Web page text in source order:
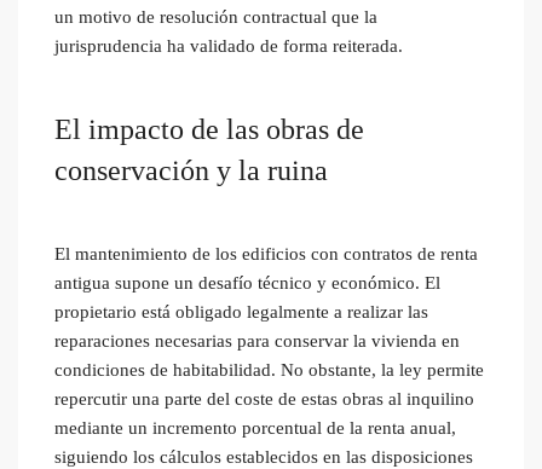
un motivo de resolución contractual que la
jurisprudencia ha validado de forma reiterada.
El impacto de las obras de
conservación y la ruina
El mantenimiento de los edificios con contratos de renta
antigua supone un desafío técnico y económico. El
propietario está obligado legalmente a realizar las
reparaciones necesarias para conservar la vivienda en
condiciones de habitabilidad. No obstante, la ley permite
repercutir una parte del coste de estas obras al inquilino
mediante un incremento porcentual de la renta anual,
siguiendo los cálculos establecidos en las disposiciones